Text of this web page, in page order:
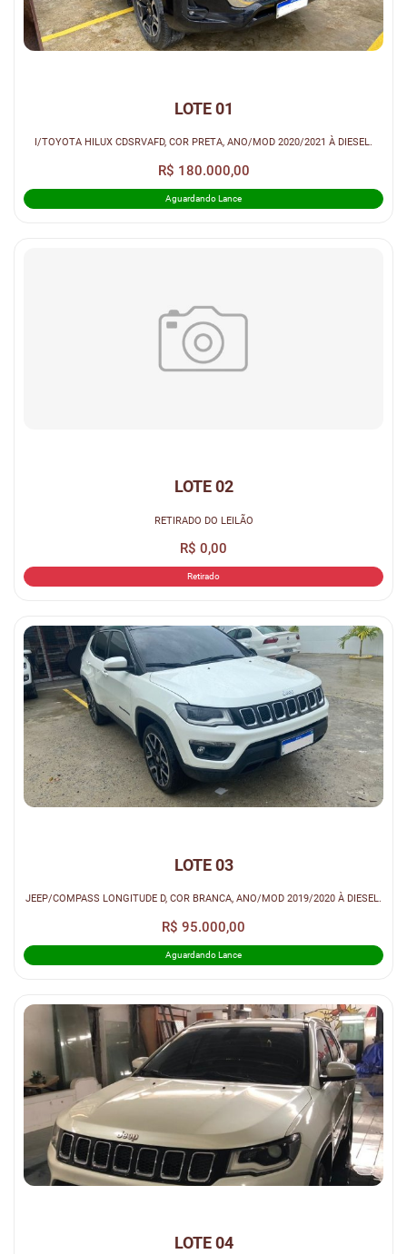
LOTE 01
I/TOYOTA HILUX CDSRVAFD, COR PRETA, ANO/MOD 2020/2021 À DIESEL.
R$ 180.000,00
Aguardando Lance
LOTE 02
RETIRADO DO LEILÃO
R$ 0,00
Retirado
LOTE 03
JEEP/COMPASS LONGITUDE D, COR BRANCA, ANO/MOD 2019/2020 À DIESEL.
R$ 95.000,00
Aguardando Lance
LOTE 04